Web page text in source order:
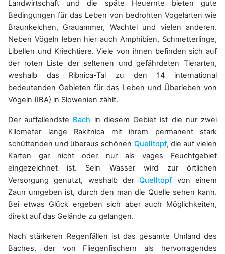
Landwirtschaft und die späte Heuernte bieten gute
Bedingungen für das Leben von bedrohten Vogelarten wie
Braunkelchen, Grauammer, Wachtel und vielen anderen.
Neben Vögeln leben hier auch Amphibien, Schmetterlinge,
Libellen und Kriechtiere. Viele von ihnen befinden sich auf
der roten Liste der seltenen und gefährdeten Tierarten,
weshalb das Ribnica-Tal zu den 14 international
bedeutenden Gebieten für das Leben und Überleben von
Vögeln (IBA) in Slowenien zählt.
Der auffallendste Bach in diesem Gebiet ist die nur zwei
Kilometer lange Rakitnica mit ihrem permanent stark
schüttenden und überaus schönen Quelltopf, die auf vielen
Karten gar nicht oder nur als vages Feuchtgebiet
eingezeichnet ist. Sein Wasser wird zur örtlichen
Versorgung genutzt, weshalb derQuelltopfvon einem
Zaun umgeben ist, durch den man die Quelle sehen kann.
Bei etwas Glück ergeben sich aber auch Möglichkeiten,
direkt auf das Gelände zu gelangen.
Nach stärkeren Regenfällen ist das gesamte Umland des
Baches, der von Fliegenfischern als hervorragendes